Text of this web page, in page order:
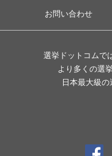
お問い合わせ
選挙ドットコムで
より多くの選
日本最大級